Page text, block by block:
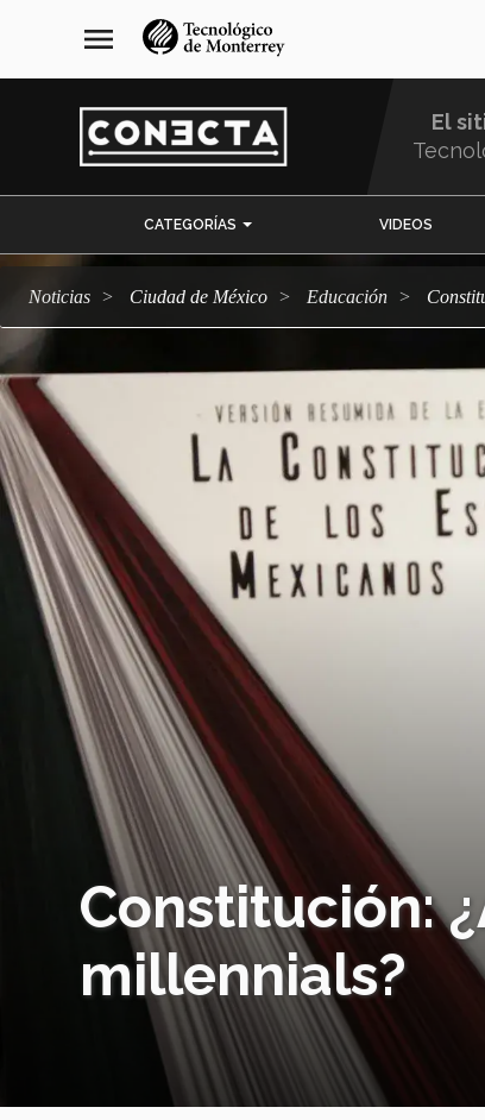
navegación
principal
menu
El
CATEGORÍAS VIDEOS
Noticias Ciudad de México Educación
Constitución:
millennials?